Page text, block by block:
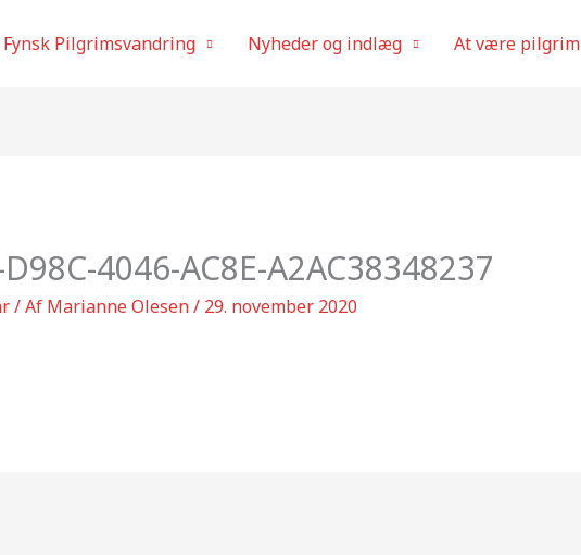
Fynsk Pilgrimsvandring Nyheder og indlæg At være pilgrim
4046-AC8E-A2AC38348237
/ Af Marianne Olesen/ 29. november 2020